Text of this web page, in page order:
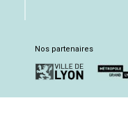
Nos partenaires